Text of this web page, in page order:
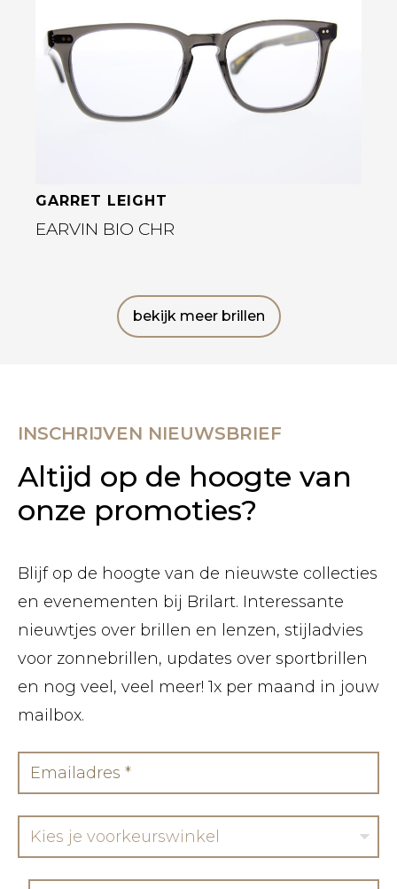
Bekijk deze bril
GARRET LEIGHT
EARVIN BIO CHR
bekijk meer brillen
INSCHRIJVEN NIEUWSBRIEF
Altijd op de hoogte van
onze promoties?
Blijf op de hoogte van de nieuwste collecties
en evenementen bij Brilart. Interessante
nieuwtjes over brillen en lenzen, stijladvies
voor zonnebrillen, updates over sportbrillen
en nog veel, veel meer! 1x per maand in jouw
mailbox.
Kies je voorkeurswinkel